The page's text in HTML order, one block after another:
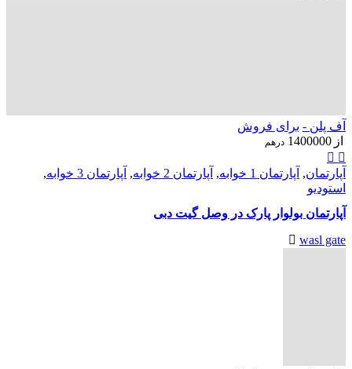
آف پلن - برای فروش
از 1400000 درهم
آپارتمان, آپارتمان 1 خوابه , آپارتمان 2 خوابه , آپارتمان 3 خوابه
,
استودیو
آپارتمان بولوار پارک در وصل گیت دبی
wasl gate